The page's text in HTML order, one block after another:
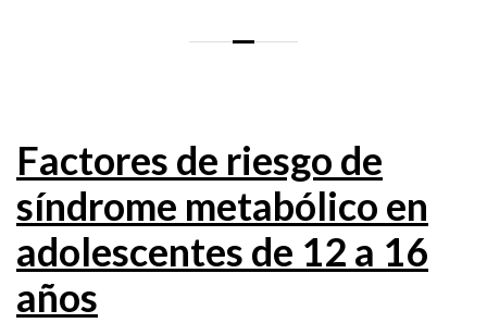
Factores de riesgo de
síndrome metabólico en
adolescentes de 12 a 16
años